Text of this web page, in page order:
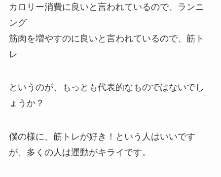
カロリー消費に良いと言われているので、ランニ
ング
筋肉を増やすのに良いと言われているので、筋ト
レ
というのが、もっとも代表的なものではないでし
ょうか？
僕の様に、筋トレが好き！という人はいいです
が、多くの人は運動がキライです。